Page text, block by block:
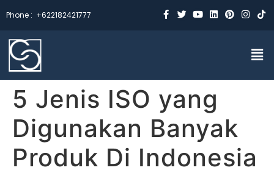
Phone : +622182421777
5 Jenis ISO yang
Digunakan Banyak
Produk Di Indonesia